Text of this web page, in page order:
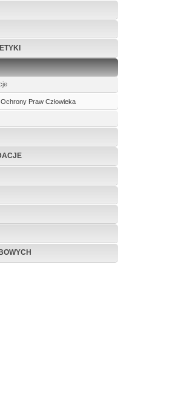
Praw Człowieka